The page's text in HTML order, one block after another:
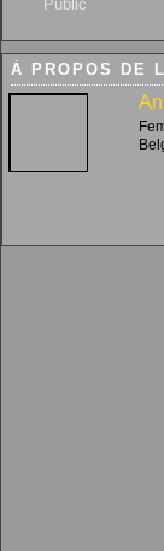
Public
À PROPOS DE